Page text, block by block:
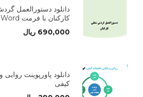
دانلود دستورالعمل
کارکنان با فرمت Word
690,000 ریال
دانلود پاورپوینت روایی
کیفی